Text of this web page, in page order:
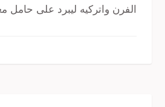
الفرن واتركيه ليبرد على حامل